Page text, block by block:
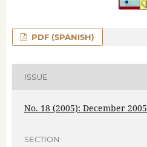
PDF (SPANISH)
ISSUE
No. 18 (2005): December 2005
SECTION